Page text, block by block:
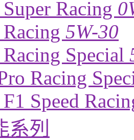
Racing
5W-30
Special
Racing
Speed
系列